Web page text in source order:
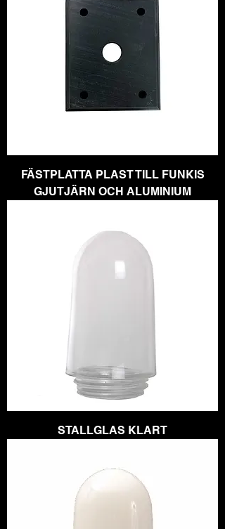
FÄSTPLATTA PLAST TILL FUNKIS
GJUTJÄRN OCH ALUMINIUM
STALLGLAS KLART